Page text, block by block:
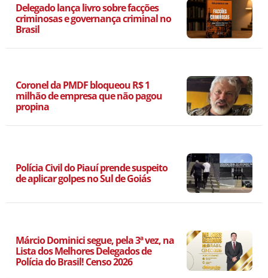
Delegado lança livro sobre facções
criminosas e governança criminal no
Brasil
Coronel da PMDF bloqueou R$ 1
milhão de empresa que não pagou
propina
Polícia Civil do Piauí prende suspeito
de aplicar golpes no Sul de Goiás
Márcio Dominici segue, pela 3ª vez, na
Lista dos Melhores Delegados de
Polícia do Brasil! Censo 2026